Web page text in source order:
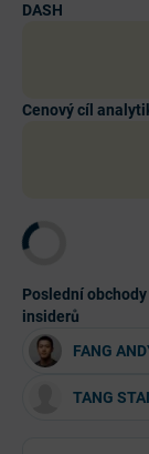
DASH
Cenový cíl
Poslední obchody
insiderů
FANG
TANG